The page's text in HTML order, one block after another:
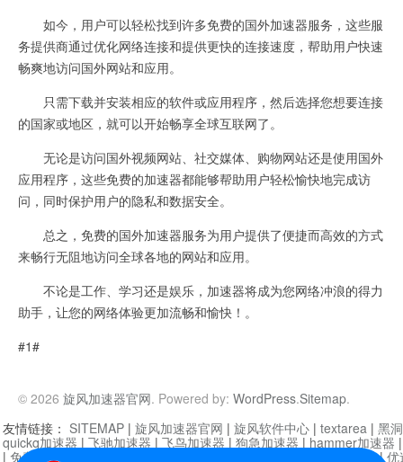
如今，用户可以轻松找到许多免费的国外加速器服务，这些服
务提供商通过优化网络连接和提供更快的连接速度，帮助用户快速
畅爽地访问国外网站和应用。
只需下载并安装相应的软件或应用程序，然后选择您想要连接
的国家或地区，就可以开始畅享全球互联网了。
无论是访问国外视频网站、社交媒体、购物网站还是使用国外
应用程序，这些免费的加速器都能够帮助用户轻松愉快地完成访
问，同时保护用户的隐私和数据安全。
总之，免费的国外加速器服务为用户提供了便捷而高效的方式
来畅行无阻地访问全球各地的网站和应用。
不论是工作、学习还是娱乐，加速器将成为您网络冲浪的得力
助手，让您的网络体验更加流畅和愉快！。
#1#
© 2026 旋风加速器官网. Powered by: WordPress.Sitemap.
友情链接： SITEMAP | 旋风加速器官网 | 旋风软件中心 | textarea | 黑
quickq加速器 | 飞驰加速器 | 飞鸟加速器 | 狗急加速器 | hammer加速器
| 免费vqn加速外网 迷雾通|优